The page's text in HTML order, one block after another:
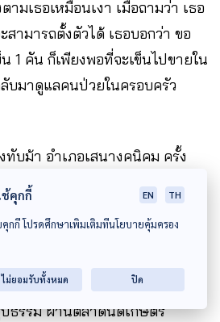
มเธอเหมือนเงา เมื่อถามว่า เธอ
สามารถตั้งตัวได้ เธอบอกว่า ขอ
1 คัน ก็เพียงพอที่จะเข็นไปขายใน
บมาดูแลคนป่วยในครอบครัว
บม้า อำเภอเสนางคนิคม ครั้ง
ไปขอพึ่งข้าววัดกว่า 40 คน จาก
ราะอยู่ในพื้นที่ติดป่าสงวนและ
ดเด่นด้านวัฒนธรรมกองบุญข้าว
งปันข้าวให้กับผู้ด้อยโอกาส และ
ธรรม ผ่านตลาดนัดเกษตร
คุกกี้ EN TH
คุกกี้ โปรดศึกษาเพิ่มเติมที่นโยบายคุ้มครอง
ไม่ยอมรับทั้งหมด ปิด